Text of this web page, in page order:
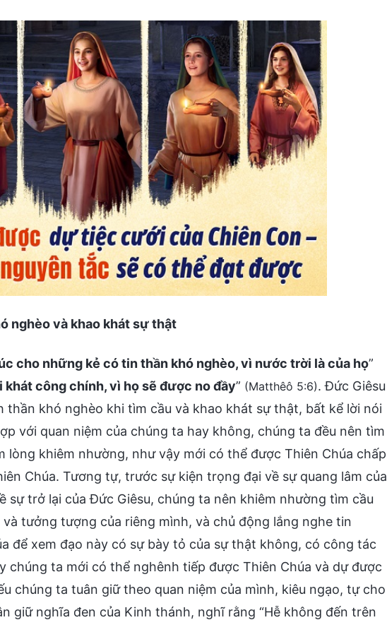
nghèo và khao khát sự thật
cho những kẻ có tin thần khó nghèo, vì nước trời là của họ”
khát công chính, vì họ sẽ được no đầy” (Matthêô 5:6). Đức Giêsu
thần khó nghèo khi tìm cầu và khao khát sự thật, bất kể lời nói
với quan niệm của chúng ta hay không, chúng ta đều nên tìm
lòng khiêm nhường, như vậy mới có thể được Thiên Chúa chấp
Chúa. Tương tự, trước sự kiện trọng đại về sự quang lâm của
sự trở lại của Đức Giêsu, chúng ta nên khiêm nhường tìm cầu
tưởng tượng của riêng mình, và chủ động lắng nghe tin
để xem đạo này có sự bày tỏ của sự thật không, có công tác
chúng ta mới có thể nghênh tiếp được Thiên Chúa và dự được
chúng ta tuân giữ theo quan niệm của mình, kiêu ngạo, tự cho
giữ nghĩa đen của Kinh thánh, nghĩ rằng “Hễ không đến trên